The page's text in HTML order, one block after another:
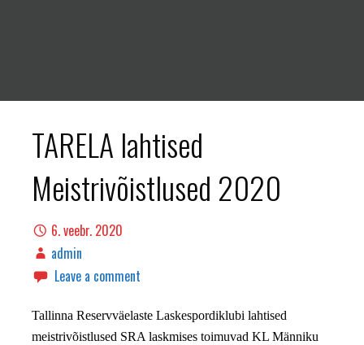
TARELA lahtised
Meistrivõistlused 2020
6. veebr. 2020
admin
Leave a comment
Tallinna Reservväelaste Laskespordiklubi lahtised
meistrivõistlused SRA laskmises toimuvad KL Männiku